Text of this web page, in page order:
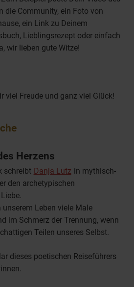
die Community, ein Foto von
ein Link zu Deinem
Lieblingsrezept oder einfach
wir lieben gute Witze!
viel Freude und ganz viel Glück!
Herzens
schreibt Danja Lutz in mythisch-
den archetypischen
unserem Leben viele Male
im Schmerz der Trennung, wenn
Teilen unseres Selbst.
dieses poetischen Reiseführers